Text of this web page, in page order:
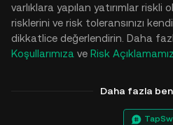
varlıklara yapılan yatırımlar riskli
risklerini ve risk toleransınızı
dikkatlice değerlendirin. Daha
Koşullarımıza ve Risk
Daha fazla